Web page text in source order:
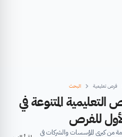
فرص تعليمية البحث
المتنوعة في
للفرص
من كبرى المؤسسات والشركات في